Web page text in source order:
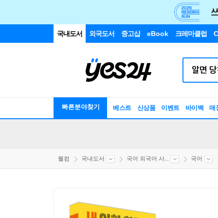
국내도서 외국도서 중고샵 eBook 크레마클럽
빠른분야찾기 베스트 신상품 이벤트 바이백 매
웰컴 국내도서 국어 외국어 사... 국어